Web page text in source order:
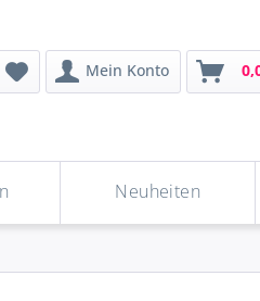
Mein Konto
Neuheiten